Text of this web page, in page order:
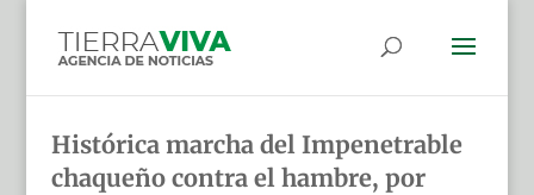
Histórica marcha del Impenetrable
chaqueño contra el hambre, por